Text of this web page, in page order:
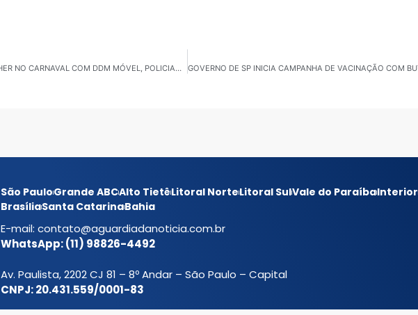
GOVERNO DE SP AMPLIA PROTEÇÃO DA MULHER NO CARNAVAL COM DDM MÓVEL, POLICIAMENTO E AÇÕES EDUCATIVAS
São PauloGrande ABCAlto TietêLitoral NorteLitoral SulVale do ParaíbaInterior
BrasíliaSanta CatarinaBahia
E-mail: contato@aguardiadanoticia.com.br
WhatsApp: (11) 98826-4492
Av. Paulista, 2202 CJ 81 – 8º Andar – São Paulo – Capital
CNPJ: 20.431.559/0001-83